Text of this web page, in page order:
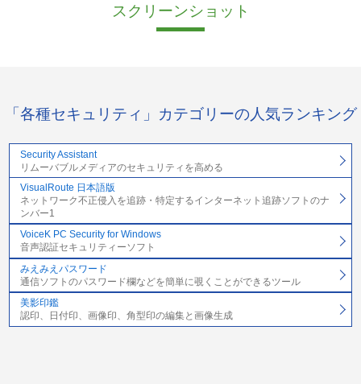
スクリーンショット
「各種セキュリティ」カテゴリーの人気ランキング
Security Assistant
リムーバブルメディアのセキュリティを高める
VisualRoute 日本語版
ネットワーク不正侵入を追跡・特定するインターネット追跡ソフトのナ
ンバー1
VoiceK PC Security for Windows
音声認証セキュリティーソフト
みえみえパスワード
通信ソフトのパスワード欄などを簡単に覗くことができるツール
美影印鑑
認印、日付印、画像印、角型印の編集と画像生成